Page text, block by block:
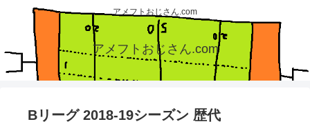
アメフトおじさん.com
アメフトおじさん.com
Bリーグ 2018-19シーズン 歴代